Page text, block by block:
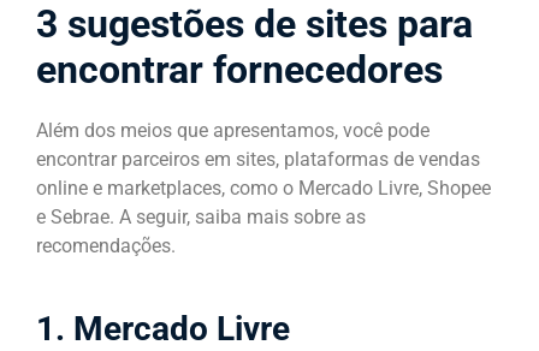
3 sugestões de sites para
encontrar fornecedores
Além dos meios que apresentamos, você pode
encontrar parceiros em sites, plataformas de vendas
online e marketplaces, como o Mercado Livre, Shopee
e Sebrae. A seguir, saiba mais sobre as
recomendações.
1. Mercado Livre